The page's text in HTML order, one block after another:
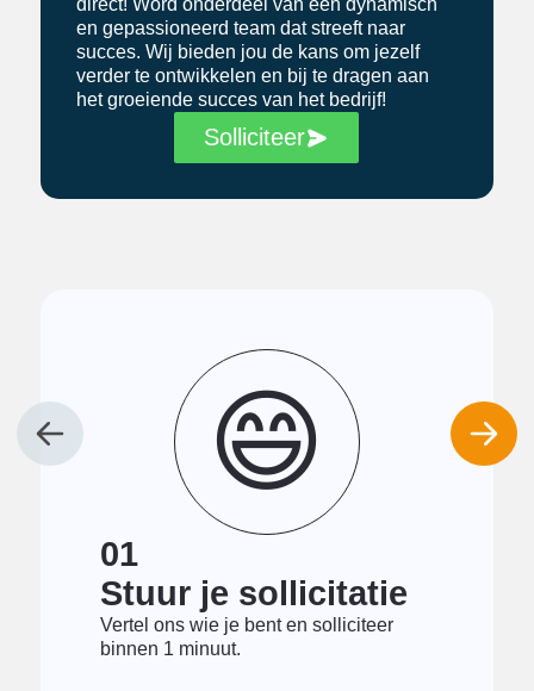
direct! Word onderdeel van een dynamisch
en gepassioneerd team dat streeft naar
succes. Wij bieden jou de kans om jezelf
verder te ontwikkelen en bij te dragen aan
het groeiende succes van het bedrijf!
Solliciteer
😄
01
Stuur je sollicitatie
Vertel ons wie je bent en solliciteer
binnen 1 minuut.